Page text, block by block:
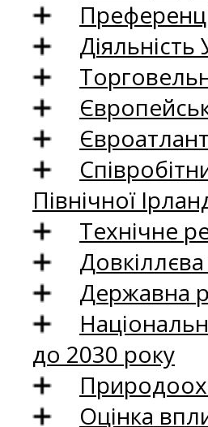
Діяльність
Північної
Технічне
Державна
до 2030 року
Оцінка